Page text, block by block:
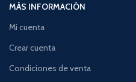
MÁS INFORMACIÓN
Mi cuenta
Crear cuenta
Condiciones de venta